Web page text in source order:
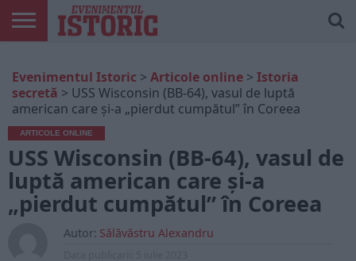
ONLINE
EDIȚII
TIPĂRITE
ISTORIC
PLAY
CONTUL
MEU
Evenimentul Istoric > Articole online > Istoria
secretă > USS Wisconsin (BB-64), vasul de luptă
american care și-a „pierdut cumpătul” în Coreea
ARTICOLE ONLINE
USS Wisconsin (BB-64), vasul de
luptă american care și-a
„pierdut cumpătul” în Coreea
Autor: Sălăvăstru Alexandru